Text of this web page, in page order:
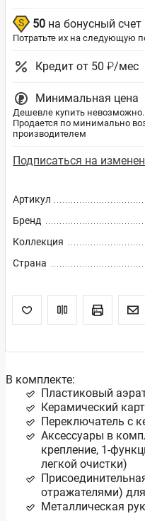
Артикул
Бренд
Коллекция
Страна
50 на бонусный счет
Потратьте их на следующую
Кредит от 50 ₽/мес
Минимальная цена
Дешевле купить невозможно.
Продается по минимально
производителем
Подписаться на
В комплекте:
Пластиковый
Керамический
Переключатель с
Аксессуары в
крепление, 1-
легкой очистки)
отражателями)
Металлическая